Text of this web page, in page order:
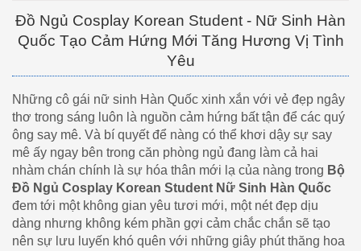
Đồ Ngủ Cosplay Korean Student - Nữ Sinh Hàn
Quốc Tạo Cảm Hứng Mới Tăng Hương Vị Tình
Yêu
Những cô gái nữ sinh Hàn Quốc xinh xắn với vẻ đẹp ngây
thơ trong sáng luôn là nguồn cảm hứng bất tận để các quý
ông say mê. Và bí quyết để nàng có thể khơi dậy sự say
mê ấy ngay bên trong căn phòng ngủ đang làm cả hai
nhàm chán chính là sự hóa thân mới lạ của nàng trong Bộ
Đồ Ngủ Cosplay Korean Student Nữ Sinh Hàn Quốc
đem tới một không gian yêu tươi mới, một nét đẹp dịu
dàng nhưng không kém phần gợi cảm chắc chắn sẽ tạo
nên sự lưu luyến khó quên với những giây phút thăng hoa